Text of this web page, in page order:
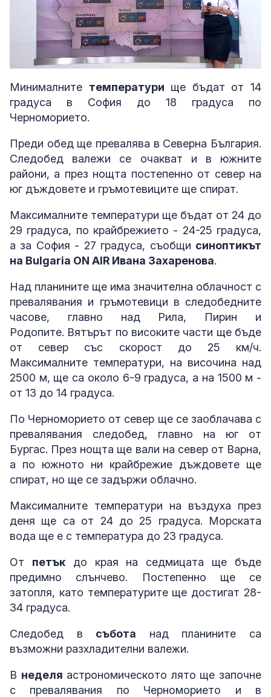
Unmute Loaded
Минималните температури ще бъдат от 14
градуса в София до 18 градуса по
Черноморието.
Преди обед ще превалява в Северна България.
Следобед валежи се очакват и в южните
райони, а през нощта постепенно от север на
юг дъждовете и гръмотевиците ще спират.
Максималните температури ще бъдат от 24 до
29 градуса, по крайбрежието - 24-25 градуса,
а за София - 27 градуса, съобщи синоптикът
на Bulgaria ON AIR Ивана Захаренова.
Над планините ще има значителна облачност с
превалявания и гръмотевици в следобедните
часове, главно над Рила, Пирин и
Родопите. Вятърът по високите части ще бъде
от север със скорост до 25 км/ч.
Максималните температури, на височина над
2500 м, ще са около 6-9 градуса, а на 1500 м -
от 13 до 14 градуса.
По Черноморието от север ще се заоблачава с
превалявания следобед, главно на юг от
Бургас. През нощта ще вали на север от Варна,
а по южното ни крайбрежие дъждовете ще
спират, но ще се задържи облачно.
Максималните температури на въздуха през
деня ще са от 24 до 25 градуса. Морската
вода ще е с температура до 23 градуса.
От петъкдо края на седмицата ще бъде
предимно слънчево. Постепенно ще се
затопля, като температурите ще достигат 28-
34 градуса.
Следобед в събота над планините са
възможни разхладителни валежи.
В неделя астрономическото лято ще започне
с превалявания по Черноморието и в